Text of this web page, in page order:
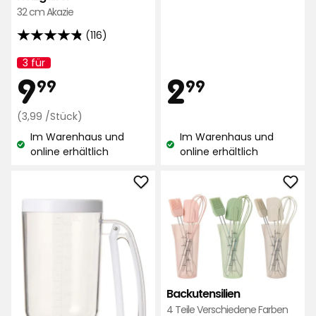
32 cm Akazie
(116)
4.8
von
5
Sternen,
basierend
auf
116
Bewertungen
Kampagnenname:
3 für
Aktionspreis
999
€
Regulärer
Preis
3,99
(3,99 /Stück)
Lagerbestand:
Im Warenhaus und
online erhältlich
Preis
299
€
Lagerbestand:
Im Warenhaus und
online erhältlich
Teigportionierer
Alpina
Favoriten
hinzufügen
Backutensilien
4 Teile Verschiedene Farben
zu